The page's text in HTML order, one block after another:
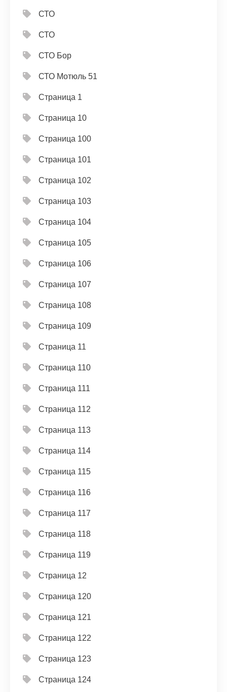
СТО
СТО
СТО Бор
СТО Мотюль 51
Страница 1
Страница 10
Страница 100
Страница 101
Страница 102
Страница 103
Страница 104
Страница 105
Страница 106
Страница 107
Страница 108
Страница 109
Страница 11
Страница 110
Страница 111
Страница 112
Страница 113
Страница 114
Страница 115
Страница 116
Страница 117
Страница 118
Страница 119
Страница 12
Страница 120
Страница 121
Страница 122
Страница 123
Страница 124